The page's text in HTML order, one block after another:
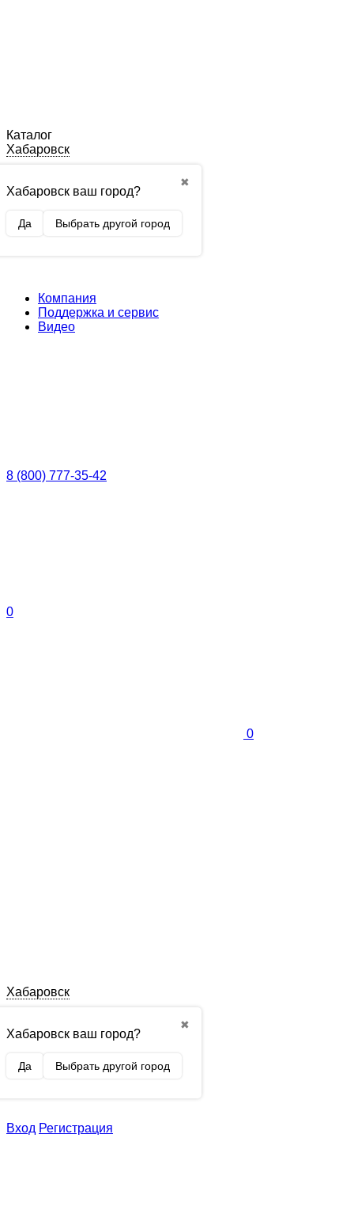
Каталог
Хабаровск
✖
Хабаровск ваш город?
Да Выбрать другой город
Компания
Поддержка и сервис
Видео
8 (800) 777-35-42
0
0
Хабаровск
✖
Хабаровск ваш город?
Да Выбрать другой город
Вход Регистрация